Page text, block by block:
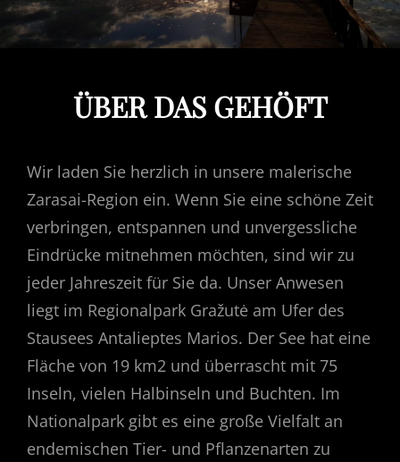
ÜBER DAS GEHÖFT
Wir laden Sie herzlich in unsere malerische
Zarasai-Region ein. Wenn Sie eine schöne Zeit
verbringen, entspannen und unvergessliche
Eindrücke mitnehmen möchten, sind wir zu
jeder Jahreszeit für Sie da. Unser Anwesen
liegt im Regionalpark Gražutė am Ufer des
Stausees Antalieptes Marios. Der See hat eine
Fläche von 19 km2 und überrascht mit 75
Inseln, vielen Halbinseln und Buchten. Im
Nationalpark gibt es eine große Vielfalt an
endemischen Tier- und Pflanzenarten zu